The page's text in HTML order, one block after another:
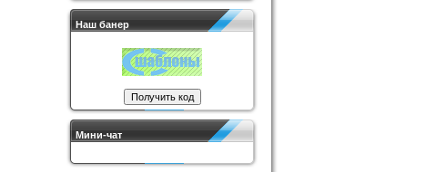
Наш банер
Мини-чат